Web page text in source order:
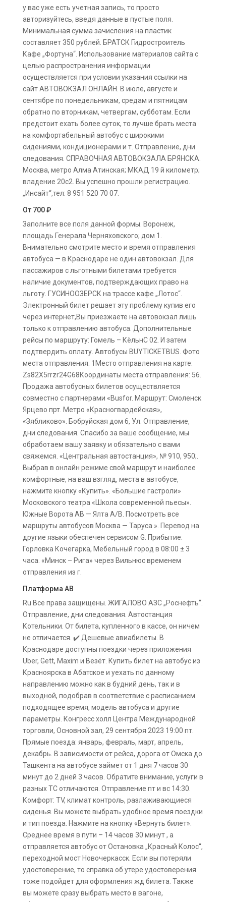
у вас уже есть учетная запись, то просто
авторизуйтесь, введя данные в пустые поля.
Минимальная сумма зачисления на пластик
составляет 350 рублей. БРАТСК Гидростроитель
Кафе „Фортуна“. Использование материалов сайта с
целью распространения информации
осуществляется при условии указания ссылки на
сайт АВТОВОКЗАЛ ОНЛАЙН. В июле, августе и
сентябре по понедельникам, средам и пятницам
обратно по вторникам, четвергам, субботам. Если
предстоит ехать более суток, то лучше брать места
на комфортабельный автобус с широкими
сидениями, кондиционерами и т. Отправление, дни
следования. СПРАВОЧНАЯ АВТОВОКЗАЛА БРЯНСКА.
Москва, метро Алма Атинская; МКАД 19 й километр;
владение 20с2. Вы успешно прошли регистрацию.
„Инсайт“,тел: 8 951 520 70 07.
От 700 ₽
Заполните все поля данной формы. Воронеж,
площадь Генерала Черняховского; дом 1.
Внимательно смотрите место и время отправления
автобуса — в Краснодаре не один автовокзал. Для
пассажиров с льготными билетами требуется
наличие документов, подтверждающих право на
льготу. ГУСИНООЗЕРСК на трассе кафе „Лотос“.
Электронный билет решает эту проблему купив его
через интернет,Вы приезжаете на автовокзал лишь
только к отправлению автобуса. Дополнительные
рейсы по маршруту: Гомель – КёльнС 02. И затем
подтвердить оплату. Автобусы BUYTICKETBUS. Фото
места отправления: 1Место отправления на карте:
Zs82X5rrzr24G68Координаты места отправления: 56.
Продажа автобусных билетов осуществляется
совместно с партнерами «Busfor. Маршрут: Смоленск
Ярцево прт. Метро «Красногвардейская»,
«Зябликово». Бобруйская дом 6, Ул. Отправление,
дни следования. Спасибо за ваше сообщение, мы
обработаем вашу заявку и обязательно с вами
свяжемся. «Центральная автостанция», № 910, 950;.
Выбрав в онлайн режиме свой маршрут и наиболее
комфортные, на ваш взгляд, места в автобусе,
нажмите кнопку «Купить». «Большие гастроли»
Московского театра «Школа современной пьесы».
Южные Ворота АВ — Ялта А/В. Посмотреть все
маршруты автобусов Москва — Таруса ». Перевод на
другие языки обеспечен сервисом G. Прибытие:
Горловка Кочегарка, Мебельный город в 08:00 ± 3
часа. «Минск – Рига» через Вильнюс временем
отправления из г.
Платформа АВ
Ru Все права защищены. ЖИГАЛОВО АЗС „Роснефть“.
Отправление, дни следования. Автостанция
Котельники. От билета, купленного в кассе, он ничем
не отличается. ✔️ Дешевые авиабилеты. В
Краснодаре доступны поездки через приложения
Uber, Gett, Maxim и Везёт. Купить билет на автобус из
Красноярска в Абатское и уехать по данному
направлению можно как в будний день, так и в
выходной, подобрав в соответствие с расписанием
подходящее время, модель автобуса и другие
параметры. Конгресс холл Центра Международной
торговли, Основной зал, 29 сентября 2023 19:00 пт.
Прямые поезда: январь, февраль, март, апрель,
декабрь. В зависимости от рейса, дорога от Омска до
Ташкента на автобусе займет от 1 дня 7 часов 30
минут до 2 дней 3 часов. Обратите внимание, услуги в
разных ТС отличаются. Отправление пт и вс 14:30.
Комфорт: TV, климат контроль, разлаживающиеся
сиденья. Вы можете выбрать удобное время поездки
и тип поезда. Нажмите на кнопку «Вернуть билет».
Среднее время в пути – 14 часов 30 минут , а
отправляется автобус от Остановка „Красный Колос“,
переходной мост Новочеркасск. Если вы потеряли
удостоверение, то справка об утере удостоверения
тоже подойдет для оформления жд билета. Также
вы можете сразу выбрать место в вагоне,